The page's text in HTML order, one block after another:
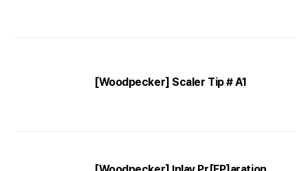
[Woodpecker] Scaler Tip # A1